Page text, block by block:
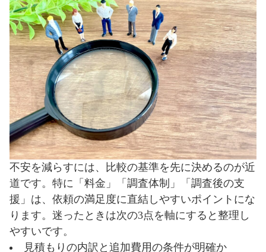
不安を減らすには、比較の基準を先に決めるのが近
道です。特に「料金」「調査体制」「調査後の支
援」は、依頼の満足度に直結しやすいポイントにな
ります。迷ったときは次の3点を軸にすると整理し
やすいです。
見積もりの内訳と追加費用の条件が明確か